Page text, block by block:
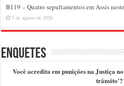
B119 – Quatro sepultamentos em Assis
7 de agosto de 2026
Enquetes
Você acredita em punições na Justiça
trânsito'?